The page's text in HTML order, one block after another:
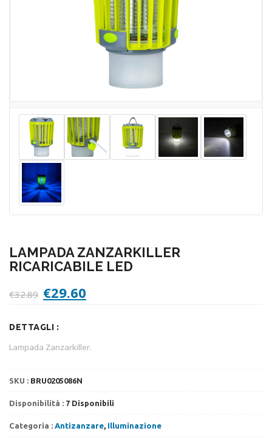
LAMPADA ZANZARKILLER
RICARICABILE LED
€32.89 Il
prezzo
era:
€32.89.
€29.60
prezzo
€29.60.
DETTAGLI :
Lampada Zanzarkiller.
SKU : BRU0205086N
Disponibilità : 7 Disponibili
Categoria : Antizanzare Illuminazione